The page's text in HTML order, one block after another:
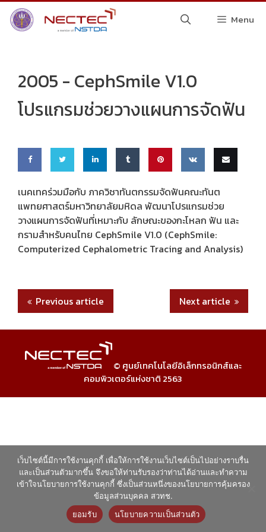
Skip
Menu
2005 - CephSmile V1.0
โปรแกรมช่วยวางแผนการจัดฟัน
on
ook
on
Twitte
r
on
Linke
dIn
on
Tumbl
r
this on VK this
เนคเทคร่วมมือกับ ภาควิชาทันตกรรมจัดฟันคณะทันต
แพทยศาสตร์มหาวิทยาลัยมหิดล พัฒนาโปรแกรมช่วย
วางแผนการจัดฟันที่เหมาะกับ ลักษณะของกะโหลก ฟัน และ
กรามสำหรับคนไทย CephSmile V1.0 (CephSmile:
Computerized Cephalometric Tracing and Analysis)
Next article
Previous article
© ศูนย์เทคโนโลยีอิเล็กทรอนิกส์และ
คอมพิวเตอร์แห่งชาติ 2563
เว็บไซต์นี้มีการใช้งานคุกกี้ เพื่อให้การใช้งานเว็บไซต์เป็นไปอย่างราบรื่น
และเป็นส่วนตัวมากขึ้น จึงขอให้ท่านรับรองว่าท่านได้อ่านและทำความ
เข้าใจนโยบายการใช้งานคุกกี้ ซึ่งเป็นส่วนหนึ่งของนโยบายการคุ้มครอง
ข้อมูลส่วนบุคคล สวทช.
ยอมรับ
นโยบายความเป็นส่วนตัว